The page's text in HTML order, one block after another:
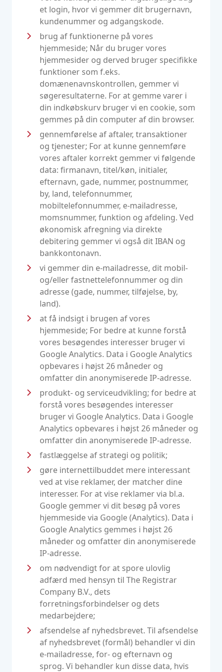
et login, hvor vi gemmer dit brugernavn,
kundenummer og adgangskode.
brug af funktionerne på vores
hjemmeside; Når du bruger vores
hjemmesider og derved bruger specifikke
funktioner som f.eks.
domænenavnskontrollen, gemmer vi
søgeresultaterne. For at gemme varer i
din indkøbskurv bruger vi en cookie, som
gemmes på din computer af din browser.
gennemførelse af aftaler, transaktioner
og tjenester; For at kunne gennemføre
vores aftaler korrekt gemmer vi følgende
data: firmanavn, titel/køn, initialer,
efternavn, gade, nummer, postnummer,
by, land, telefonnummer,
mobiltelefonnummer, e-mailadresse,
momsnummer, funktion og afdeling. Ved
økonomisk afregning via direkte
debitering gemmer vi også dit IBAN og
bankkontonavn.
vi gemmer din e-mailadresse, dit mobil-
og/eller fastnettelefonnummer og din
adresse (gade, nummer, tilføjelse, by,
land).
at få indsigt i brugen af vores
hjemmeside; For bedre at kunne forstå
vores besøgendes interesser bruger vi
Google Analytics. Data i Google Analytics
opbevares i højst 26 måneder og
omfatter din anonymiserede IP-adresse.
produkt- og serviceudvikling; for bedre at
forstå vores besøgendes interesser
bruger vi Google Analytics. Data i Google
Analytics opbevares i højst 26 måneder og
omfatter din anonymiserede IP-adresse.
fastlæggelse af strategi og politik;
gøre internettilbuddet mere interessant
ved at vise reklamer, der matcher dine
interesser. For at vise reklamer via bl.a.
Google gemmer vi dit besøg på vores
hjemmeside via Google (Analytics). Data i
Google Analytics gemmes i højst 26
måneder og omfatter din anonymiserede
IP-adresse.
om nødvendigt for at spore ulovlig
adfærd med hensyn til The Registrar
Company B.V., dets
forretningsforbindelser og dets
medarbejdere;
afsendelse af nyhedsbrevet. Til afsendelse
af nyhedsbrevet (formål) behandler vi din
e-mailadresse, for- og efternavn og
sprog. Vi behandler kun disse data, hvis